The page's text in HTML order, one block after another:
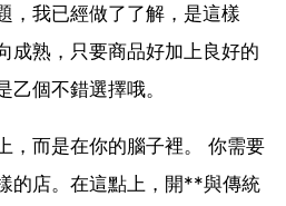
，我已經做了了解，是這樣
成熟，只要商品好加上良好的
個不錯選擇哦。
，而是在你的腦子裡。 你需要
的店。在這點上，開**與傳統